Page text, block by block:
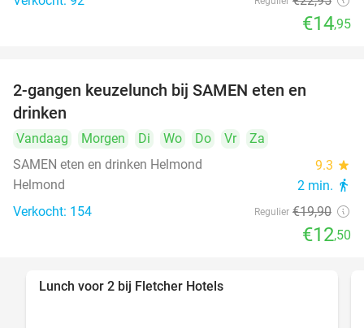
€14,95
2-gangen keuzelunch bij SAMEN eten en
drinken
Vandaag Morgen Di Wo Do Vr
Za
SAMEN eten en drinken Helmond
9.3 star
Helmond 2 min. directions_walk
Verkocht: 154 Regulier €19,90
€12,50
Lunch voor 2 bij Fletcher Hotels